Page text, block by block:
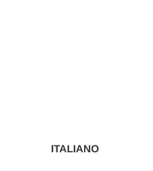
ITALIANO